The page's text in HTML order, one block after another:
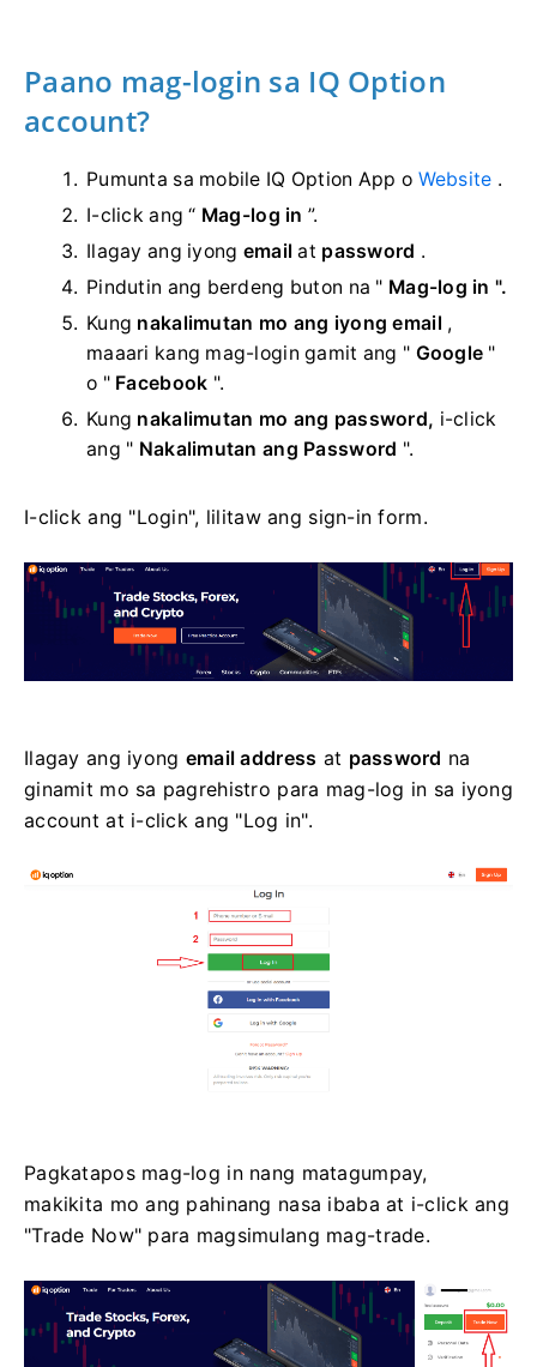
Paano mag-login sa IQ Option
account?
Pumunta sa mobile IQ Option App o Website .
I-click ang “ Mag-log in ”.
Ilagay ang iyong email at password .
Pindutin ang berdeng buton na " Mag-log in ".
Kung nakalimutan mo ang iyong email ,
maaari kang mag-login gamit ang " Google "
o " Facebook ".
Kung nakalimutan mo ang password, i-click
ang " Nakalimutan ang Password ".
I-click ang "Login", lilitaw ang sign-in form.
Ilagay ang iyong email address at password na
ginamit mo sa pagrehistro para mag-log in sa iyong
account at i-click ang "Log in".
Pagkatapos mag-log in nang matagumpay,
makikita mo ang pahinang nasa ibaba at i-click ang
"Trade Now" para magsimulang mag-trade.